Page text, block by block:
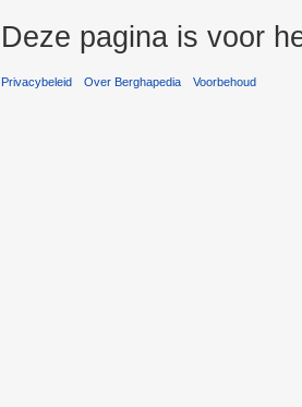
Deze pagina is voor
Privacybeleid Over Berghapedia Voorbehoud